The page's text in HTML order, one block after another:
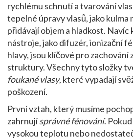
rychlému schnutí a tvarování
tepelné úpravy vlasů,jako kulma
přidávají objem a hladkost. Navíc
nástroje,jako difuzér, ionizační
hlavy, jsou klíčové pro zachování
struktury. Všechny tyto složky
foukané vlasy, které vypadají
poškození.
První vztah, který musíme
zahrnujísprávné fénování.
vysokou teplotu nebo